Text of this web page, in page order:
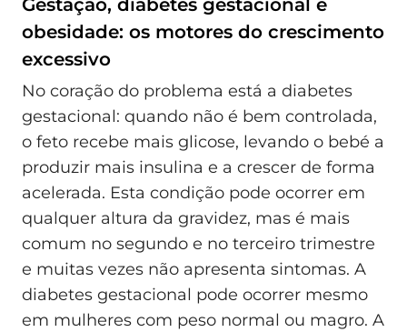
Gestação, diabetes gestacional e
obesidade: os motores do crescimento
excessivo
No coração do problema está a diabetes
gestacional: quando não é bem controlada,
o feto recebe mais glicose, levando o bebé a
produzir mais insulina e a crescer de forma
acelerada. Esta condição pode ocorrer em
qualquer altura da gravidez, mas é mais
comum no segundo e no terceiro trimestre
e muitas vezes não apresenta sintomas. A
diabetes gestacional pode ocorrer mesmo
em mulheres com peso normal ou magro. A